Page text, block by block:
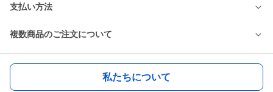
支払い方法
複数商品のご注文について
私たちについて